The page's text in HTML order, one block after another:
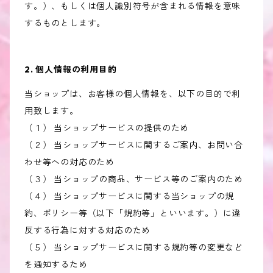
す。）、もしくは個人識別符号が含まれる情報を意味
するものとします。
2. 個人情報の利用目的
当ショップは、お客様の個人情報を、以下の目的で利
用致します。
（１） 当ショップサービスの提供のため
（２） 当ショップサービスに関するご案内、お問い合
わせ等への対応のため
（３） 当ショップの商品、サービス等のご案内のため
（４） 当ショップサービスに関する当ショップの規
約、ポリシー等（以下「規約等」といいます。）に違
反する行為に対する対応のため
（５） 当ショップサービスに関する規約等の変更など
を通知するため